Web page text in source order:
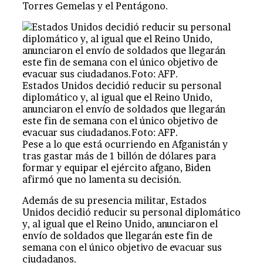
Torres Gemelas y el Pentágono.
Estados Unidos decidió reducir su personal
diplomático y, al igual que el Reino Unido,
anunciaron el envío de soldados que llegarán
este fin de semana con el único objetivo de
evacuar sus ciudadanos.Foto: AFP.
Pese a lo que está ocurriendo en Afganistán y
tras gastar más de 1 billón de dólares para
formar y equipar el ejército afgano, Biden
afirmó que no lamenta su decisión.
Además de su presencia militar, Estados
Unidos decidió reducir su personal diplomático
y, al igual que el Reino Unido, anunciaron el
envío de soldados que llegarán este fin de
semana con el único objetivo de evacuar sus
ciudadanos.